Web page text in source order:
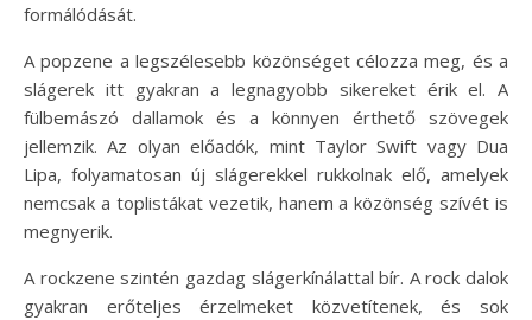
formálódását.
A popzene a legszélesebb közönséget célozza meg, és a
slágerek itt gyakran a legnagyobb sikereket érik el. A
fülbemászó dallamok és a könnyen érthető szövegek
jellemzik. Az olyan előadók, mint Taylor Swift vagy Dua
Lipa, folyamatosan új slágerekkel rukkolnak elő, amelyek
nemcsak a toplistákat vezetik, hanem a közönség szívét is
megnyerik.
A rockzene szintén gazdag slágerkínálattal bír. A rock dalok
gyakran erőteljes érzelmeket közvetítenek, és sok